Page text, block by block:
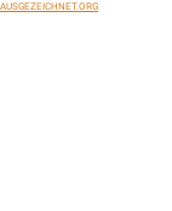
AUSGEZEICHNET.ORG